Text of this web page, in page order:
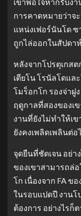
การคาดหมายว่าจ
แหน่งเฟอร์นันโด
ถูกไล่ออกในสัปดา
หลังจากโปรตุเกส
เตียโน โรนัลโดแล
โมร็อกโก รองจ่าฝู
ฤดูกาลที่สองของเ
งานที่ยังไม่ทำให้เ
ยังคงเพลิดเพลินต่อ
จุดยืนที่ชัดเจน อย่า
ของเขาสามารถล่
โก เนื่องจาก FA ข
ในรอบแปดปี งานโ
ต้องการ อย่างไรก็